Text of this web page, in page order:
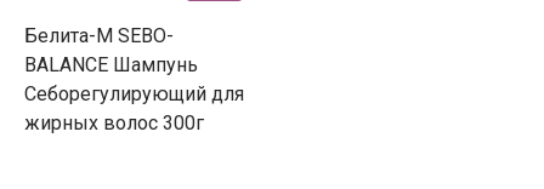
Белита-М SEBO-
BALANCE Шампунь
Себорегулирующий для
жирных волос 300г